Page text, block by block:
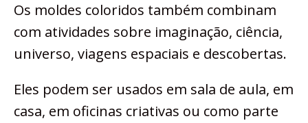
Os moldes coloridos também combinam
com atividades sobre imaginação, ciência,
universo, viagens espaciais e descobertas.
Eles podem ser usados em sala de aula, em
casa, em oficinas criativas ou como parte